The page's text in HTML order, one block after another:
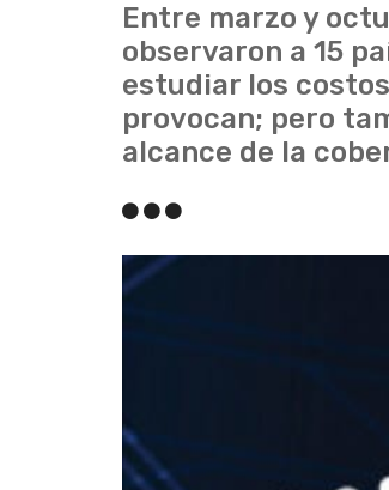
Entre marzo y
observaron a 15
estudiar los
provocan; pero
alcance de la